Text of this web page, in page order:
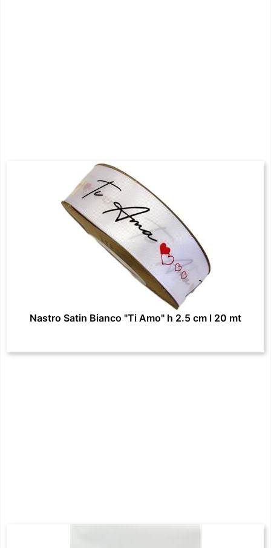
Nastro Satin Bianco "Ti Amo" h 2.5 cm l 20 mt